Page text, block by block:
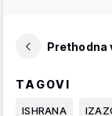
Prethodna
TAGOVI
ISHRANA